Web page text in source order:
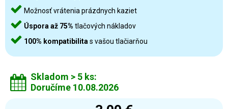
Možnosť vrátenia prázdnych kaziet
Úspora až 75% tlačových nákladov
100% kompatibilita s vašou tlačiarňou
Skladom > 5 ks:
Doručíme 10.08.2026